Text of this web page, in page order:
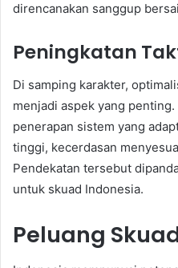
direncanakan sanggup
Peningkatan
Di samping karakter,
menjadi aspek yang
penerapan sistem yang
tinggi, kecerdasan
Pendekatan tersebut
untuk skuad Indonesia.
Peluang